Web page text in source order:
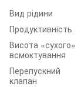
Вид рідини
Продуктивність
Висота «сухого»
всмоктування
Перепускний
клапан